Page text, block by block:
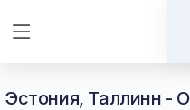
Эстония, Таллинн -